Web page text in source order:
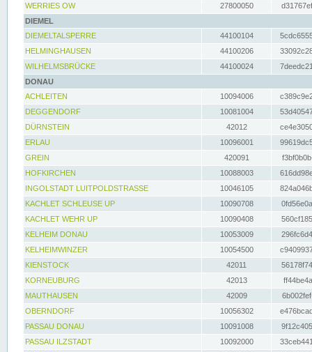
WERRIES OW
27800050
DIEMEL
DIEMELTALSPERRE
44100104
HELMINGHAUSEN
44100206
WILHELMSBRÜCKE
44100024
DONAU
ACHLEITEN
10094006
DEGGENDORF
10081004
DÜRNSTEIN
42012
ERLAU
10096001
GREIN
420091
HOFKIRCHEN
10088003
INGOLSTADT LUITPOLDSTRASSE
10046105
KACHLET SCHLEUSE UP
10090708
KACHLET WEHR UP
10090408
KELHEIM DONAU
10053009
KELHEIMWINZER
10054500
KIENSTOCK
42011
KORNEUBURG
42013
MAUTHAUSEN
42009
OBERNDORF
10056302
PASSAU DONAU
10091008
PASSAU ILZSTADT
10092000